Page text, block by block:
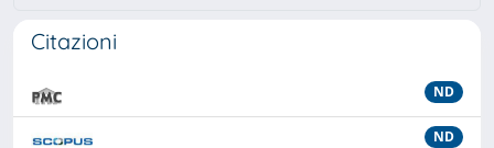
Citazioni
ND
ND